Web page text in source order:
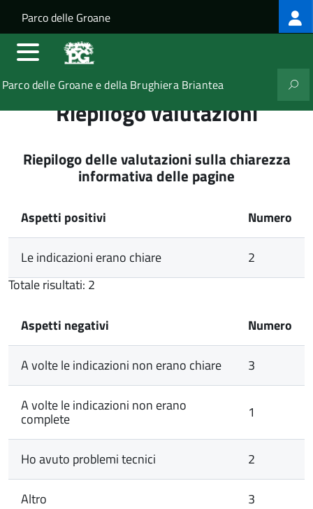
Salta al contenuto principale
Skip to site navigation
Parco delle Groane
Parco delle Groane e della Brughiera Briantea
Riepilogo valutazioni
Riepilogo delle valutazioni sulla chiarezza
informativa delle pagine
Aspetti positivi Numero
Le indicazioni erano chiare
2
Totale risultati: 2
Aspetti negativi Numero
A volte le indicazioni non erano chiare 3
A volte le indicazioni non erano
complete 1
Ho avuto problemi tecnici 2
Altro
3